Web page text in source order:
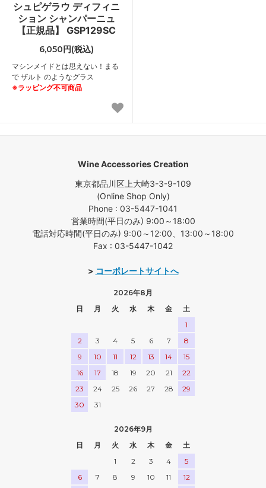
シュピゲラウ ディフィニ
ション シャンパーニュ
【正規品】 GSP129SC
6,050円(税込)
マシンメイドとは思えない！まる
で ザルト のようなグラス
※ラッピング不可商品
Wine Accessories Creation
東京都品川区上大崎3-3-9-109
(Online Shop Only)
Phone : 03-5447-1041
営業時間(平日のみ) 9:00～18:00
電話対応時間(平日のみ) 9:00～12:00、13:00～18:00
Fax : 03-5447-1042
> コーポレートサイトへ
2026年8月
日
月 火 水 木 金
土
1
2
3 4 5 6 7
8
9
10 11 12 13 14
15
16
17 18 19 20 21
22
23
24 25 26 27 28
29
30
31
2026年9月
日
月 火 水 木 金
土
1
2 3 4
5
6
7 8 9 10 11
12